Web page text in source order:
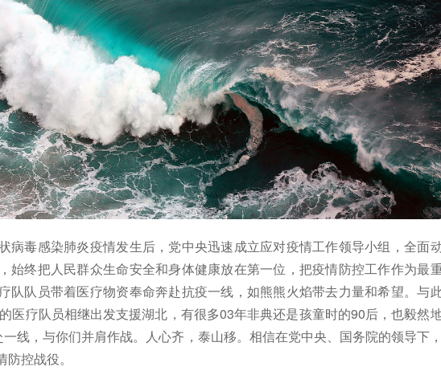
毒感染肺炎疫情发生后，党中央迅速成立应对疫情工作领导小组，全面
始终把人民群众生命安全和身体健康放在第一位，把疫情防控工作作为最
队队员带着医疗物资奉命奔赴抗疫一线，如熊熊火焰带去力量和希望。与
医疗队员相继出发支援湖北，有很多03年非典还是孩童时的90后，也毅然
线，与你们并肩作战。人心齐，泰山移。相信在党中央、国务院的领导下，
控战役。